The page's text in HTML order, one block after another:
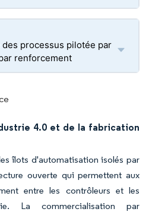
processus pilotée par
renforcement
4.0 et de la fabrication
îlots d'automatisation isolés par
ouverte qui permettent aux
entre les contrôleurs et les
La commercialisation par